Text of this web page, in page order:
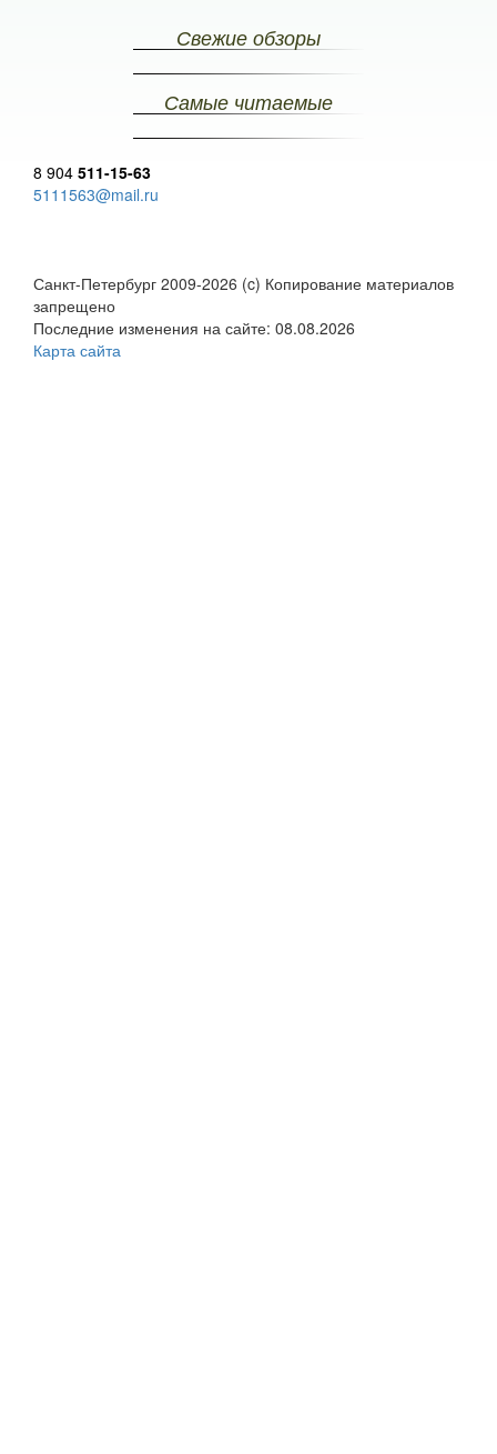
Свежие обзоры
Самые читаемые
8 904 511-15-63
5111563@mail.ru
Санкт-Петербург 2009-2026 (c) Копирование материалов
запрещено
Последние изменения на сайте: 08.08.2026
Карта сайта